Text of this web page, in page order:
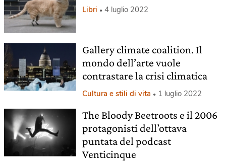
Libri 4 luglio 2022
Gallery climate coalition. Il
mondo dell’arte vuole
contrastare la crisi climatica
Cultura e stili di vita 1 luglio 2022
The Bloody Beetroots e il 2006
protagonisti dell’ottava
puntata del podcast
Venticinque